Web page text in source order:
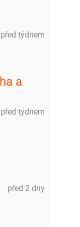
před týdnem
a
před týdnem
před 2 dny